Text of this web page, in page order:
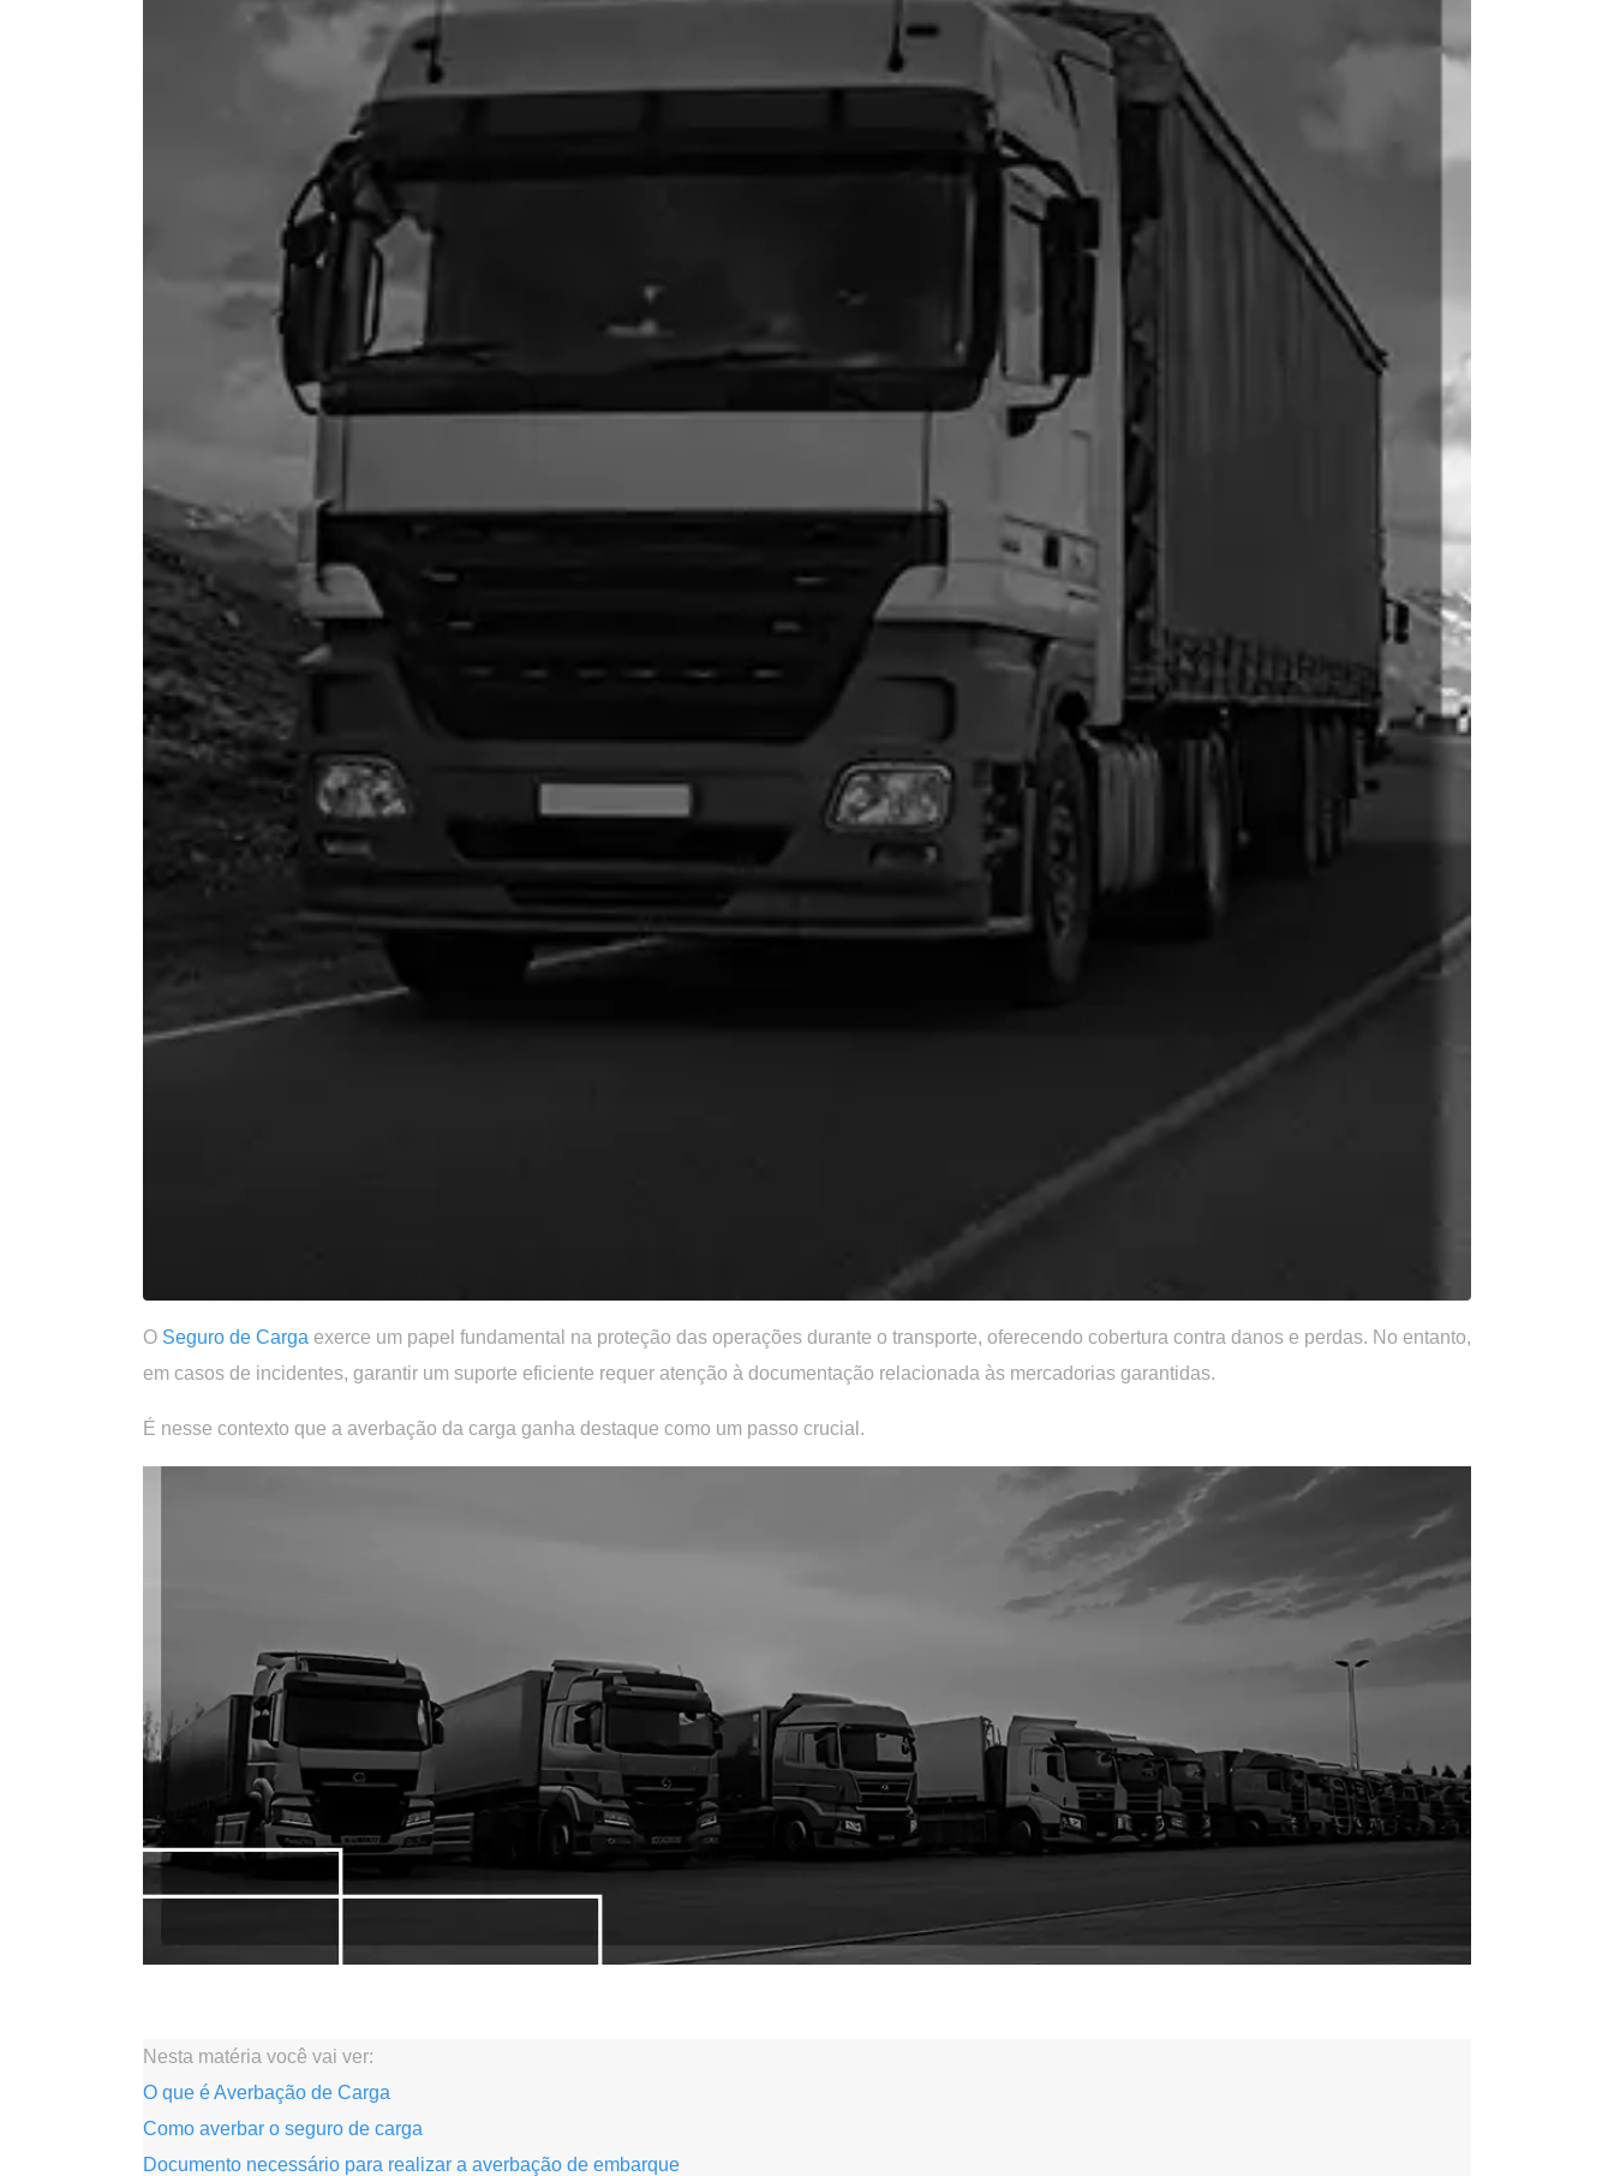
O Seguro de Carga exerce um papel fundamental na proteção das operações durante o transporte, oferecendo cobertura contra danos e perdas. No entanto,
em casos de incidentes, garantir um suporte eficiente requer atenção à documentação relacionada às mercadorias garantidas.
É nesse contexto que a averbação da carga ganha destaque como um passo crucial.
Nesta matéria você vai ver:
O que é Averbação de Carga
Como averbar o seguro de carga
Documento necessário para realizar a averbação de embarque